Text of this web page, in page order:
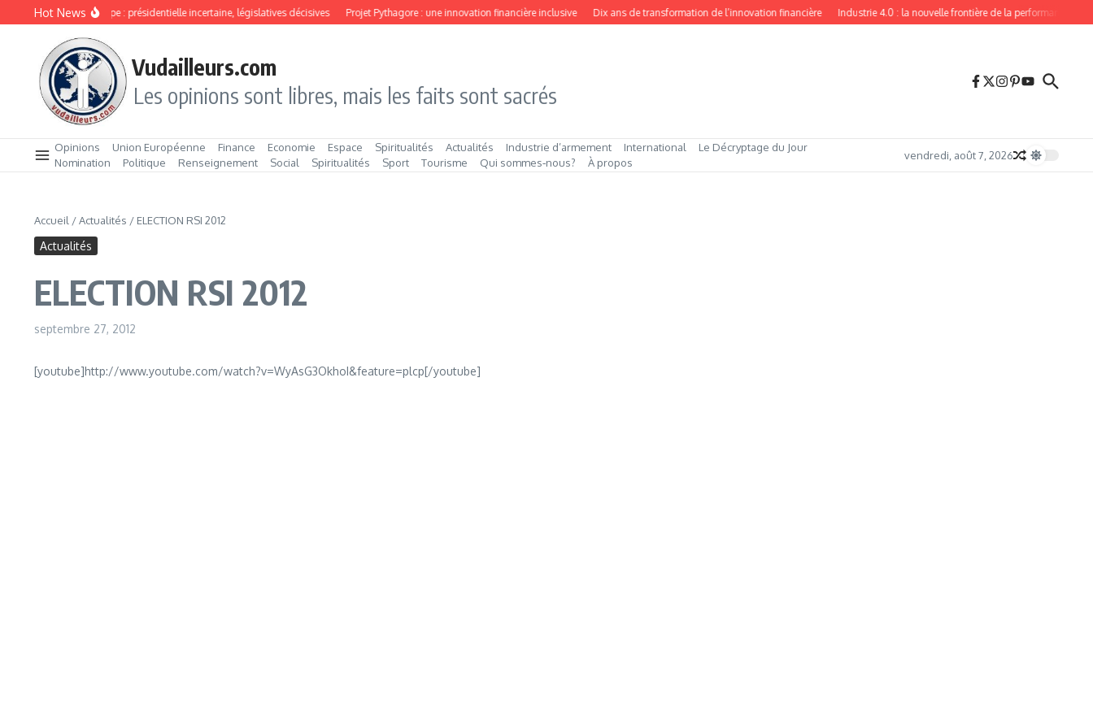
Aller au contenu
Hot News
São Tomé‑et‑Principe : présidentielle incertaine, législatives décisives Projet Pythagore : une innovation financière inclusive Dix ans de transformation de l’innovation financière Industrie 4.0 : la nouvelle frontière de la performance
Vudailleurs.com
Les opinions sont libres, mais les faits sont sacrés
Opinions Union Européenne Finance Economie Espace Spiritualités Actualités Industrie d’armement International
Le Décryptage du Jour
Nomination
Politique Renseignement Social Spiritualités Sport Tourisme Qui sommes‑nous? À propos
vendredi, août 7, 2026
Accueil /Actualités / ELECTION RSI 2012
Actualités
ELECTION RSI 2012
septembre 27, 2012
[youtube]http://www.youtube.com/watch?v=WyAsG3OkhoI&feature=plcp[/youtube]